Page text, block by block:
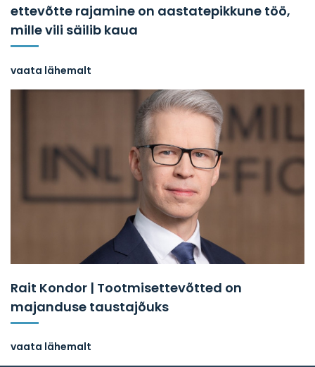
ettevõtte rajamine on aastatepikkune töö,
mille vili säilib kaua
vaata lähemalt
Rait Kondor | Tootmisettevõtted on
majanduse taustajõuks
vaata lähemalt